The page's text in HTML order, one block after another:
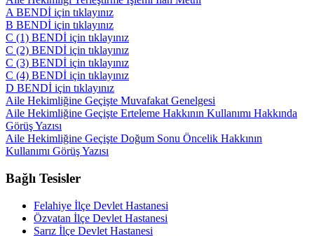
A BENDİ için tıklayınız
B BENDİ için tıklayınız
C (1) BENDİ için tıklayınız
C (2) BENDİ için tıklayınız
C (3) BENDİ için tıklayınız
C (4) BENDİ için tıklayınız
D BENDİ için tıklayınız
Aile Hekimliğine Geçişte Muvafakat Genelgesi
Aile Hekimliğine Geçişte Erteleme Hakkının Kullanımı Hakkında
Görüş Yazısı
Aile Hekimliğine Geçişte Doğum Sonu Öncelik Hakkının
Kullanımı Görüş Yazısı
Bağlı Tesisler
Felahiye İlçe Devlet Hastanesi
Özvatan İlçe Devlet Hastanesi
Sarız İlçe Devlet Hastanesi